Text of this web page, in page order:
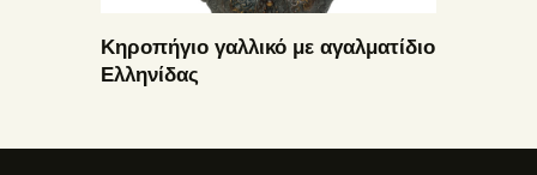
Κηροπήγιο γαλλικό με αγαλματίδιο
Ελληνίδας